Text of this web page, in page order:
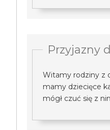
Przyjazny
Witamy rodziny z
mamy dziecięce
mógł czuć się z